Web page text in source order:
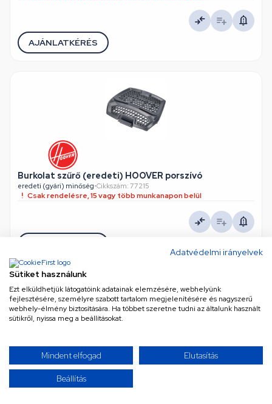
Adatvédelmi irányelvek
Sütiket használunk
Ezt elküldhetjük látogatóink adatainak elemzésére, webhelyünk
fejlesztésére, személyre szabott tartalom megjelenítésére és nagyszerű
webhely-élmény biztosítására. Ha többet szeretne tudni az általunk használt
sütikről, nyissa meg a beállításokat.
Mindent elfogad Elutasítás
Beállítás
AJÁNLATKÉRÉS
Burkolat szűrő (eredeti) HOOVER porszívó
eredeti (gyári) minőség•Cikkszám: 77215
Csak rendelésre, 15 vagy több munkanapon belül
TOVÁBBIAK BETÖLTÉSE
Úgy érzed, mindent láttál már? Gondold újra! Kínálatunk